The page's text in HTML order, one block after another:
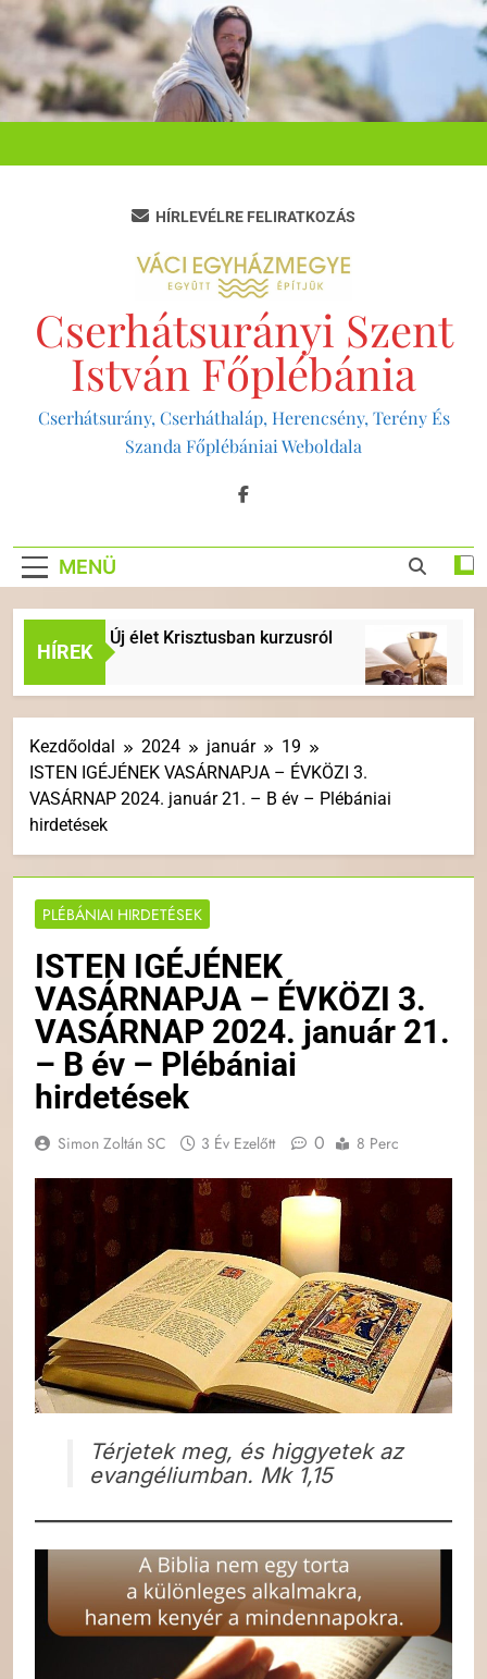
Ugrás
tartalomra
Cserhátsurányi Szent
István Főplébánia
Cserhátsurány, Cserháthaláp, Herencsény, Terény És
Szanda Főplébániai Weboldala
HÍRLEVÉLRE FELIRATKOZÁS
MENÜ
HÍREK
Új élet Krisztusban kurzusról ÉVKÖZI 18.
1 Hét Ezelőtt
Kezdőoldal 2024 január
19
ISTEN IGÉJÉNEK VASÁRNAPJA – ÉVKÖZI 3.
VASÁRNAP 2024. január 21. – B év – Plébániai
hirdetések
PLÉBÁNIAI HIRDETÉSEK
ISTEN IGÉJÉNEK
VASÁRNAPJA – ÉVKÖZI 3.
VASÁRNAP 2024. január 21.
– B év – Plébániai
hirdetések
Simon Zoltán SC 3 Év Ezelőtt 0 8 Perc
Térjetek meg, és higgyetek az
evangéliumban. Mk 1,15